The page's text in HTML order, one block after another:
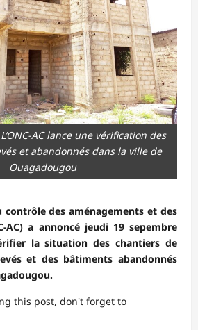
AC lance une vérification des
et abandonnés dans la ville de
Ouagadougou
contrôle des aménagements et des
AC) a annoncé jeudi 19 sepembre
la situation des chantiers de
et des bâtiments abandonnés
this post, don't forget to